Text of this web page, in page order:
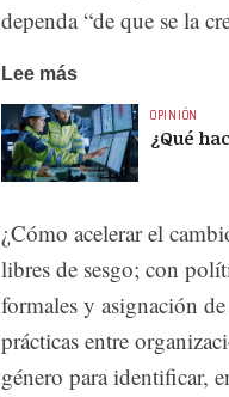
dependa “de que se la
Lee más
OPINIÓN
¿Qué
¿Cómo acelerar el
libres de sesgo; con
formales y asignación
prácticas entre
género para identificar,